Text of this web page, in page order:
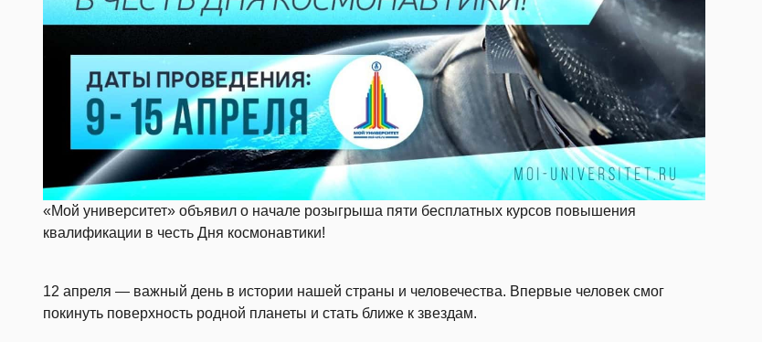
«Мой университет» объявил о начале розыгрыша пяти бесплатных курсов повышения
квалификации в честь Дня космонавтики!
12 апреля — важный день в истории нашей страны и человечества. Впервые человек смог
покинуть поверхность родной планеты и стать ближе к звездам.